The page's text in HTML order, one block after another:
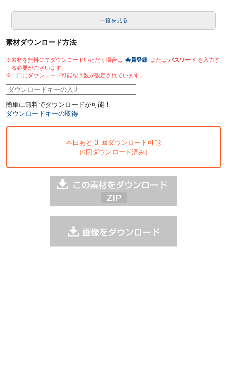
一覧を見る
素材ダウンロード方法
※素材を無料にてダウンロードいただく場合は 会員登録 またはパスワード を入力す
る必要がございます。
※１日にダウンロード可能な回数が設定されています。
簡単に無料でダウンロードが可能！
ダウンロードキーの取得
本日あと 3 回ダウンロード可能
（0回ダウンロード済み）